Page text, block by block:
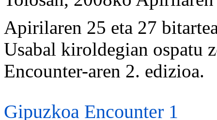
Apirilaren 25 eta 27
Usabal kiroldegian ospatu
Encounter-aren 2. edizioa.
Gipuzkoa Encounter 1